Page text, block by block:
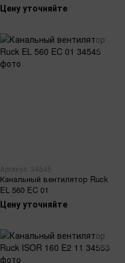
Цену уточняйте
Артикул: 34545
Канальный вентилятор Ruck
EL 560 EC 01
Цену уточняйте